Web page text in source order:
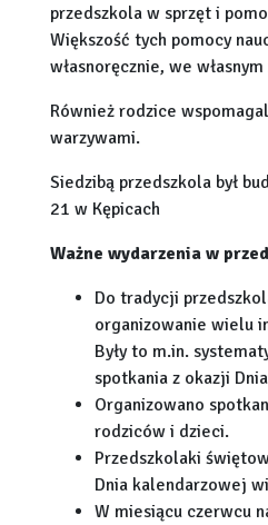
przedszkola w sprzęt i
Większość tych pomocy
własnoręcznie, we
Również rodzice
warzywami.
Siedzibą przedszkola był
21 w Kępicach
Ważne wydarzenia w
Do tradycji
organizowanie wielu
Były to m.in.
spotkania z okazji
Organizowano
rodziców i dzieci.
Przedszkolaki
Dnia kalendarzowej
W miesiącu czerwcu